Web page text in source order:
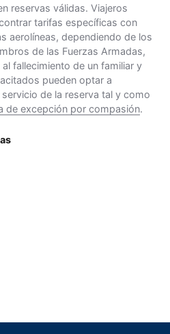
reservas válidas. Viajeros
tarifas específicas con
aerolíneas, dependiendo de los
de las Fuerzas Armadas,
fallecimiento de un familiar y
pueden optar a
de la reserva tal y como
de excepción por compasión.